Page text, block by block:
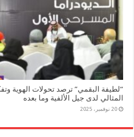
“لطيفة البقمي” ترصد تحولات الهوية
المثالي لدى جيل الألفية وما بعده
20 نوفمبر، 2025